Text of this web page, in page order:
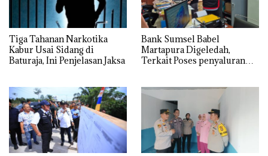
Tiga Tahanan Narkotika
Kabur Usai Sidang di
Baturaja, Ini Penjelasan Jaksa
Bank Sumsel Babel
Martapura Digeledah,
Terkait Poses penyaluran